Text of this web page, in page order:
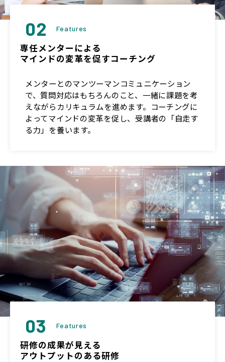
02 Features
専任メンターによる
マインドの変革を促すコーチング
メンターとのマンツーマンコミュニケーション
で、質問対応はもちろんのこと、一緒に課題を考
えながらカリキュラムを進めます。コーチングに
よってマインドの変革を促し、受講者の「自走す
る力」を養います。
03 Features
研修の成果が見える
アウトプットのある研修